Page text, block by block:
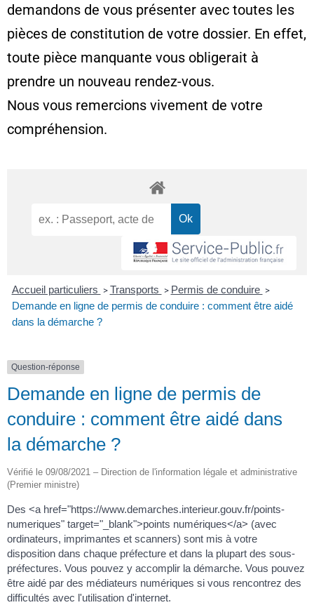
demandons de vous présenter avec toutes les
pièces de constitution de votre dossier. En effet,
toute pièce manquante vous obligerait à
prendre un nouveau rendez-vous.
Nous vous remercions vivement de votre
compréhension.
Accueil particuliers > Transports > Permis de conduire >
Demande en ligne de permis de conduire : comment être aidé
dans la démarche ?
Question-réponse
Demande en ligne de permis de
conduire : comment être aidé dans
la démarche ?
Vérifié le 09/08/2021 – Direction de l'information légale et administrative
(Premier ministre)
Des <a href="https://www.demarches.interieur.gouv.fr/points-
numeriques" target="_blank">points numériques</a> (avec
ordinateurs, imprimantes et scanners) sont mis à votre
disposition dans chaque préfecture et dans la plupart des sous-
préfectures. Vous pouvez y accomplir la démarche. Vous pouvez
être aidé par des médiateurs numériques si vous rencontrez des
difficultés avec l'utilisation d'internet.